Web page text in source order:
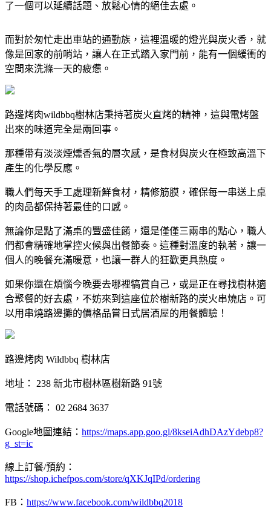
了一個可以延續話題、放鬆心情的絕佳去處。
而對於匆忙走出車站的通勤族，這裡溫暖的燈光與炭火香，就
像是回家的前哨站，讓人在正式踏入家門前，能有一個緩衝的
空間來洗滌一天的疲憊。
路邊烤肉wildbbq樹林店秉持著炭火直烤的精神，這與電烤盤
出來的味道完全是兩回事。
那種帶有淡淡煙燻香氣的層次感，是食材與炭火在極致高溫下
產生的化學反應。
職人們每天手工處理新鮮食材，精修筋膜，確保每一串送上桌
的肉品都保持著最佳的口感。
無論你是點了滿桌的豐盛佳餚，還是僅僅三兩串的點心，職人
們都會精確地掌控火候與出餐節奏。這種對溫度的執著，讓一
個人的晚餐充滿暖意，也讓一群人的狂歡更具熱度。
如果你還在煩惱今晚要去哪裡犒賞自己，或是正在尋找樹林適
合聚餐的好去處，不妨來到這座位於樹新路的炭火串燒店。可
以用串燒路邊攤的價格品嘗日式居酒屋的用餐體驗！
路邊烤肉 Wildbbq 樹林店
地址： 238 新北市樹林區樹新路 91號
電話號碼： 02 2684 3637
Google地圖連結： https://maps.app.goo.gl/8kseiAdhDAzYdebp8?
g_st=ic
線上訂餐/預約：
https://shop.ichefpos.com/store/qXKJqIPd/ordering
FB： https://www.facebook.com/wildbbq2018